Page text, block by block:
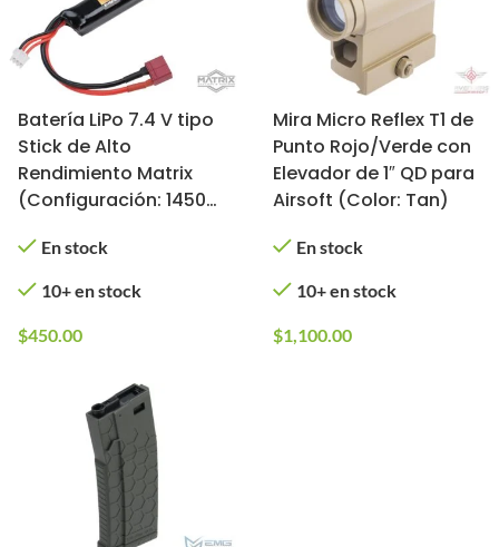
Batería LiPo 7.4 V tipo
Stick de Alto
Rendimiento Matrix
(Configuración: 1450
En stock
10+ en stock
$450.00
Mira Micro Reflex T1 de
Punto Rojo/Verde con
Elevador de 1″ QD para
Airsoft (Color: Tan)
En stock
10+ en stock
$1,100.00